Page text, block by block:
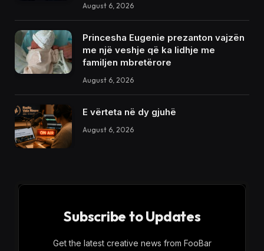
August 6, 2026
Princesha Eugenie prezanton vajzën
me një veshje që ka lidhje me
familjen mbretërore
August 6, 2026
E vërteta në dy gjuhë
August 6, 2026
Subscribe to Updates
Get the latest creative news from FooBar